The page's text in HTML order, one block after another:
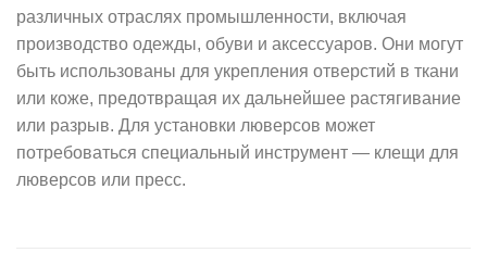
различных отраслях промышленности, включая
производство одежды, обуви и аксессуаров. Они могут
быть использованы для укрепления отверстий в ткани
или коже, предотвращая их дальнейшее растягивание
или разрыв. Для установки люверсов может
потребоваться специальный инструмент — клещи для
люверсов или пресс.